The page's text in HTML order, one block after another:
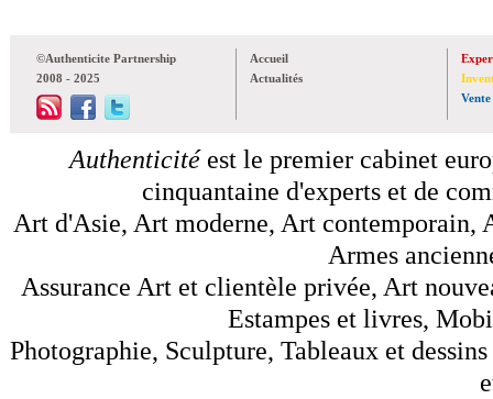
©Authenticite Partnership
2008 - 2025
Accueil
Actualités
Vente
Authenticitéest le premier cabinet
cinquantaine d'experts et de
Art d'Asie, Art moderne, Art contemporain,
Armes
Assurance Art et clientèle privée, Art
Estampes et livres,
Photographie, Sculpture, Tableaux et